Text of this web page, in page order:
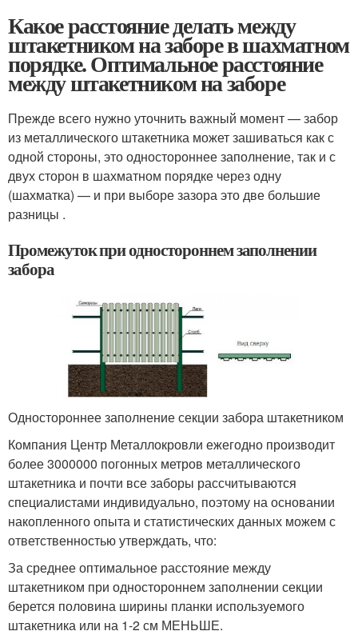
Какое расстояние делать между
штакетником на заборе в шахматном
порядке. Оптимальное расстояние
между штакетником на заборе
Прежде всего нужно уточнить важный момент — забор
из металлического штакетника может зашиваться как с
одной стороны, это одностороннее заполнение, так и с
двух сторон в шахматном порядке через одну
(шахматка) — и при выборе зазора это две большие
разницы .
Промежуток при одностороннем заполнении
забора
Одностороннее заполнение секции забора штакетником
Компания Центр Металлокровли ежегодно производит
более 3000000 погонных метров металлического
штакетника и почти все заборы рассчитываются
специалистами индивидуально, поэтому на основании
накопленного опыта и статистических данных можем с
ответственностью утверждать, что:
За среднее оптимальное расстояние между
штакетником при одностороннем заполнении секции
берется половина ширины планки используемого
штакетника или на 1-2 см МЕНЬШЕ.